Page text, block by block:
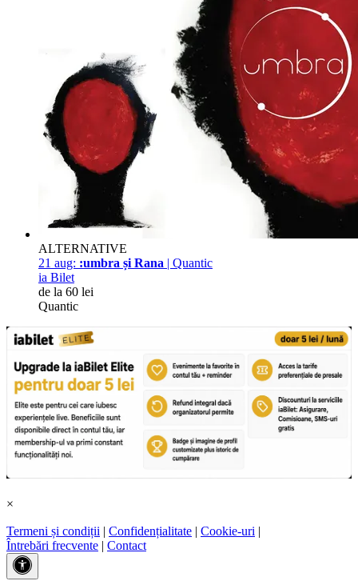
ALTERNATIVE
21 aug: :umbra și Rana | Quantic
ia Bilet
de la 60 lei
Quantic
×
Termeni și condiții | Confidențialitate | Cookie-uri |
Întrebări frecvente | Contact